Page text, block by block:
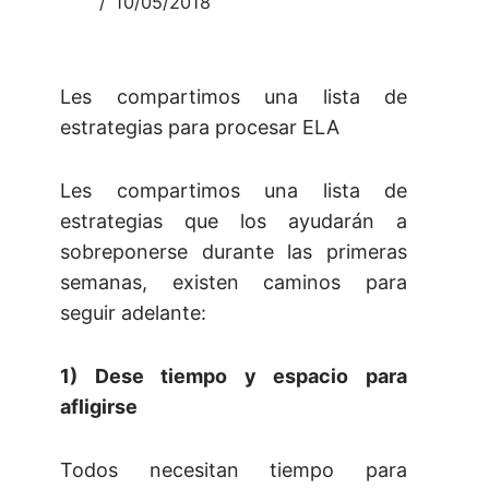
Les compartimos una lista de
estrategias para procesar ELA
Les compartimos una lista de
estrategias que los ayudarán a
sobreponerse durante las primeras
semanas, existen caminos para
seguir adelante:
1) Dese tiempo y espacio para
afligirse
Todos necesitan tiempo para